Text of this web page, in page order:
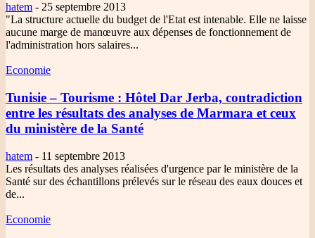
hatem - 25 septembre 2013
"La structure actuelle du budget de l'Etat est intenable. Elle ne laisse
aucune marge de manœuvre aux dépenses de fonctionnement de
l'administration hors salaires...
Economie
Tunisie – Tourisme : Hôtel Dar Jerba, contradiction
entre les résultats des analyses de Marmara et ceux
du ministère de la Santé
hatem - 11 septembre 2013
Les résultats des analyses réalisées d'urgence par le ministère de la
Santé sur des échantillons prélevés sur le réseau des eaux douces et
de...
Economie